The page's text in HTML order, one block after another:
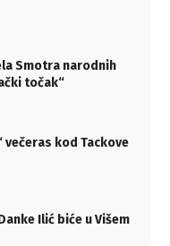
Smotra narodnih
točak“
večeras kod Tackove
Ilić biće u Višem